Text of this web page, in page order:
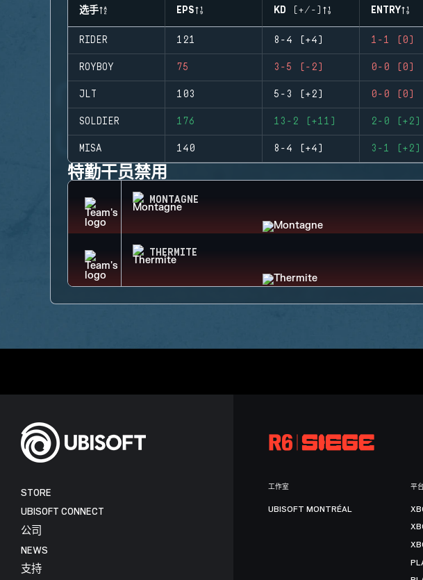
选手 EPS KD (+/-) ENTRY
RIDER 121 8-4 (+4) 1-1 (0)
ROYBOY 75 3-5 (-2) 0-0 (0)
JLT 103 5-3 (+2) 0-0 (0)
SOLDIER 176 13-2 (+11) 2-0 (+2)
MISA 140 8-4 (+4) 3-1 (+2)
特勤干员禁用
MONTAGNE
THERMITE
STORE
UBISOFT CONNECT
公司
NEWS
支持
工作室
UBISOFT MONTRÉAL
平台